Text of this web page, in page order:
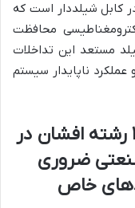
کابل شیلددار است که
محافظت
مستعد این تداخلات
ناپایدار سیستم
آیا استفاده از کابل شیلددار ۳ رشته افشان در
ضروری
خاص